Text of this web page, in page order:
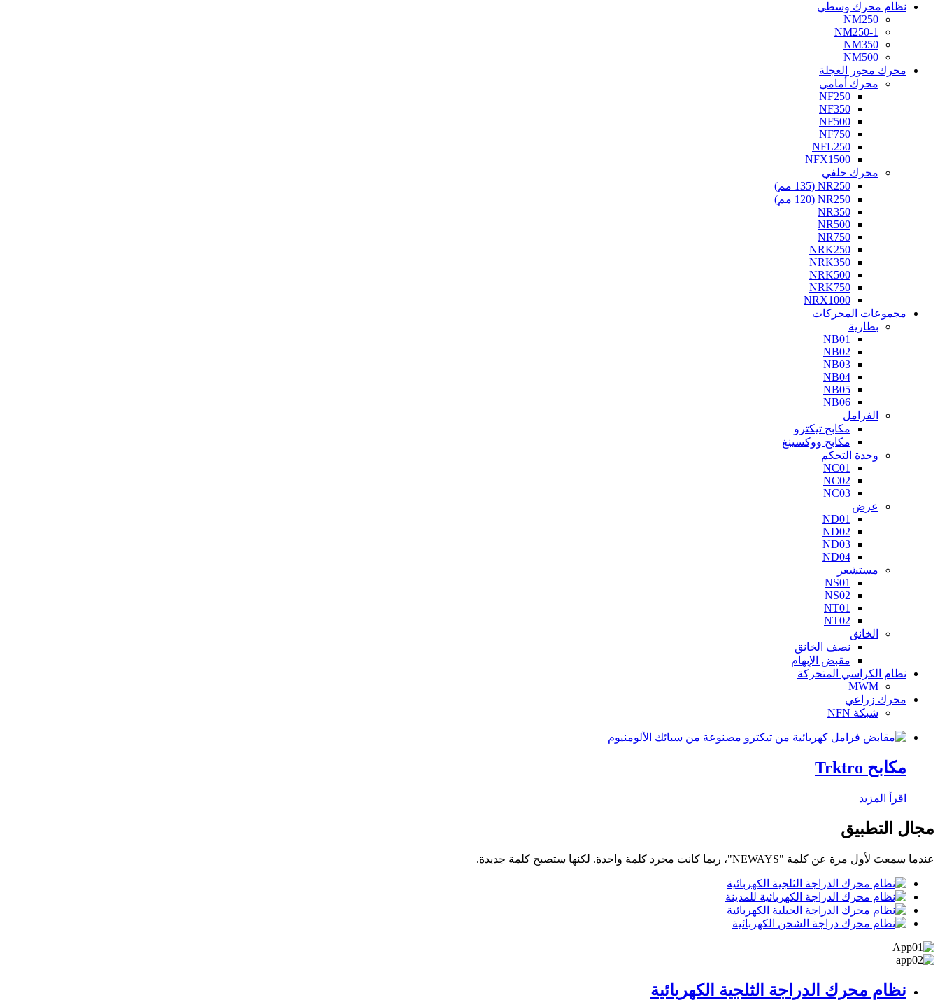
نظام محرك وسطي
NM250
NM250-1
NM350
NM500
محرك محور العجلة
محرك أمامي
NF250
NF350
NF500
NF750
NFL250
NFX1500
محرك خلفي
NR250 (135 مم)
NR250 (120 مم)
NR350
NR500
NR750
NRK250
NRK350
NRK500
NRK750
NRX1000
مجموعات المحركات
بطارية
NB01
NB02
NB03
NB04
NB05
NB06
الفرامل
مكابح تيكترو
مكابح ووكسينغ
وحدة التحكم
NC01
NC02
NC03
عرض
ND01
ND02
ND03
ND04
مستشعر
NS01
NS02
NT01
NT02
الخانق
نصف الخانق
مقبض الإبهام
نظام الكراسي المتحركة
MWM
محرك زراعي
شبكة NFN
مكابح Trktro
اقرأ المزيد
مجال التطبيق
عندما سمعتَ لأول مرة عن كلمة "NEWAYS"، ربما كانت مجرد كلمة واحدة. لكنها ستصبح كلمة جديدة.
نظام محرك الدراجة الثلجية الكهربائية